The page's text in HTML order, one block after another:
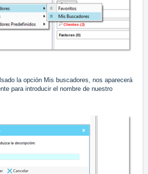
la opción Mis buscadores, nos aparecerá
para introducir el nombre de nuestro